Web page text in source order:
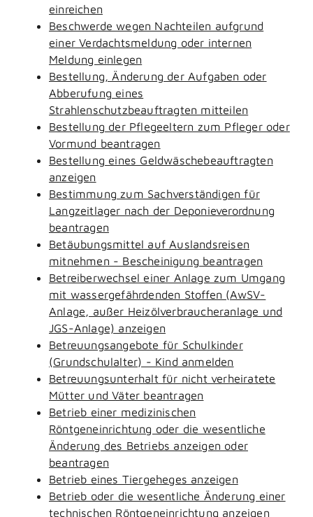
einreichen
Beschwerde wegen Nachteilen aufgrund
einer Verdachtsmeldung oder internen
Meldung einlegen
Bestellung, Änderung der Aufgaben oder
Abberufung eines
Strahlenschutzbeauftragten mitteilen
Bestellung der Pflegeeltern zum Pfleger oder
Vormund beantragen
Bestellung eines Geldwäschebeauftragten
anzeigen
Bestimmung zum Sachverständigen für
Langzeitlager nach der Deponieverordnung
beantragen
Betäubungsmittel auf Auslandsreisen
mitnehmen - Bescheinigung beantragen
Betreiberwechsel einer Anlage zum Umgang
mit wassergefährdenden Stoffen (AwSV-
Anlage, außer Heizölverbraucheranlage und
JGS-Anlage) anzeigen
Betreuungsangebote für Schulkinder
(Grundschulalter) - Kind anmelden
Betreuungsunterhalt für nicht verheiratete
Mütter und Väter beantragen
Betrieb einer medizinischen
Röntgeneinrichtung oder die wesentliche
Änderung des Betriebs anzeigen oder
beantragen
Betrieb eines Tiergeheges anzeigen
Betrieb oder die wesentliche Änderung einer
technischen Röntgeneinrichtung anzeigen